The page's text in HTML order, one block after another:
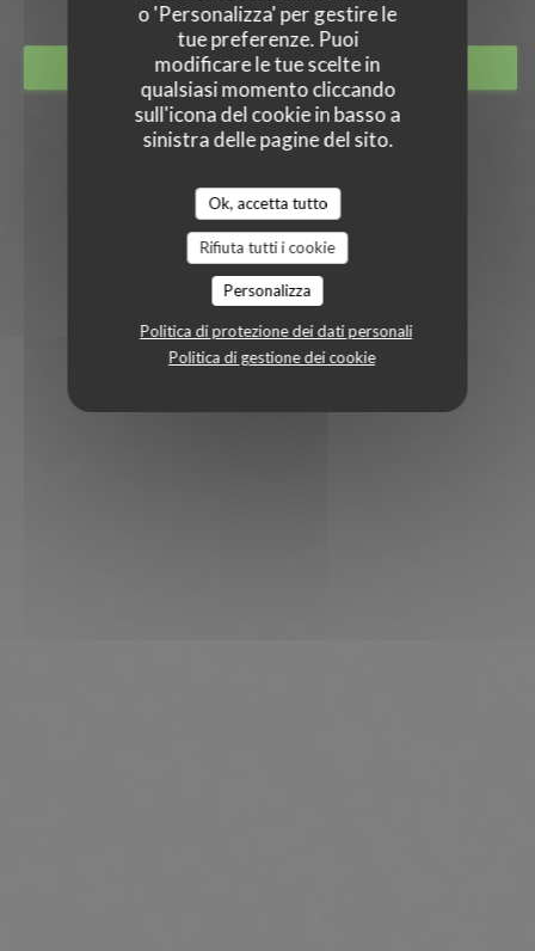
o 'Personalizza' per gestire le
tue preferenze. Puoi
modificare le tue scelte in
qualsiasi momento cliccando
sull'icona del cookie in basso a
sinistra delle pagine del sito.
Ok, accetta tutto
Rifiuta tutti i cookie
Personalizza
Politica di protezione dei dati personali
Politica di gestione dei cookie
PRENOTA